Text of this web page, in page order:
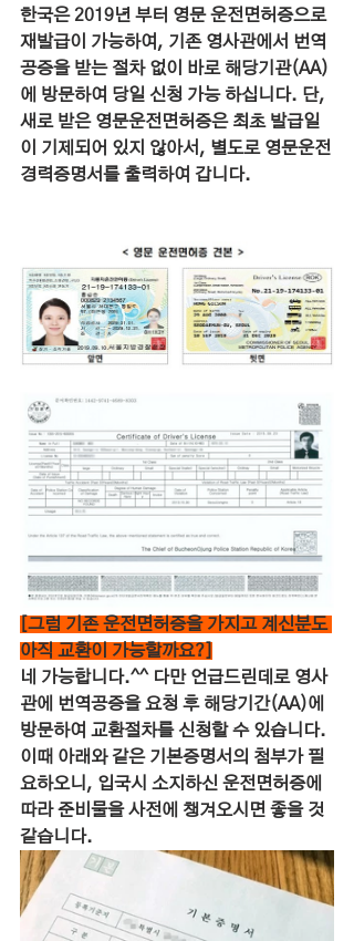
한국은 2019년 부터 영문 운전면허증으로
재발급이 가능하여, 기존 영사관에서 번역
공증을 받는 절차 없이 바로 해당기관(AA)
에 방문하여 당일 신청 가능 하십니다. 단,
새로 받은 영문운전면허증은 최초 발급일
이 기제되어 있지 않아서, 별도로 영문운전
경력증명서를 출력하여 갑니다.
[그럼 기존 운전면허증을 가지고 계신분도
아직 교환이 가능할까요?]
네 가능합니다.^^ 다만 언급드린데로 영사
관에 번역공증을 요청 후 해당기간(AA)에
방문하여 교환절차를 신청할 수 있습니다.
이때 아래와 같은 기본증명서의 첨부가 필
요하오니, 입국시 소지하신 운전면허증에
따라 준비물을 사전에 챙겨오시면 좋을 것
같습니다.